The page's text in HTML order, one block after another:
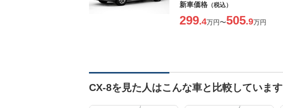
新車価格 （税込）
299.4万円〜505.9万円
CX-8を見た人はこんな車と比較しています